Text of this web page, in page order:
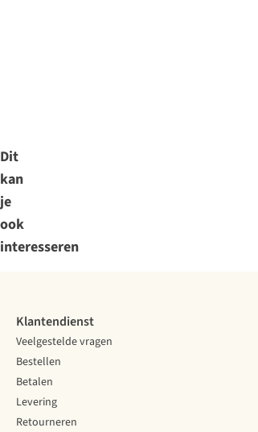
Dit
kan
je
ook
interesseren
Klantendienst
Veelgestelde vragen
Bestellen
Betalen
Levering
Retourneren